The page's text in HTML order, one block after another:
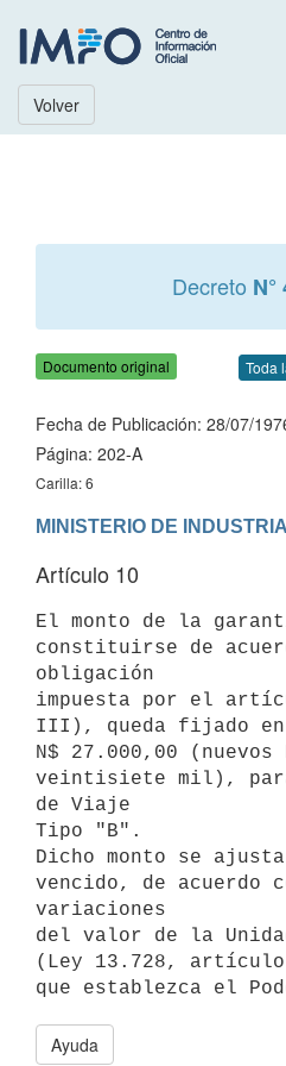
Volver
Decreto N°
Documento original Toda
Fecha de Publicación: 28/07/
Página: 202-A
Carilla: 6
Artículo 10
El monto de la
constituirse de
obligación
impuesta por el
III), queda fijado en
N$ 27.000,00 (nuevos
veintisiete mil),
de Viaje
Tipo "B".
Dicho monto se
vencido, de acuerdo
variaciones
del valor de la
(Ley 13.728,
Ayuda